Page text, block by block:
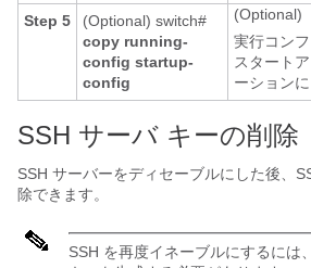
Step 5
(Optional) switch#
copy running-
config startup-
config
(Optional)
実行コン
スタート
ーション
SSH サーバ キーの削除
SSH サーバーをディセーブルにした後、
除できます。
SSH を再度イネーブルにするには